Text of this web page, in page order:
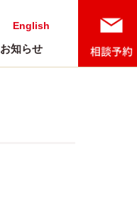
English
お知らせ